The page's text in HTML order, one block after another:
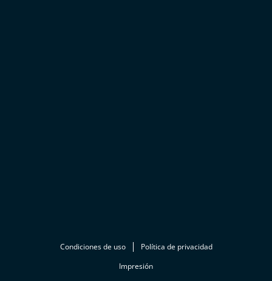
Condiciones de uso
Política de privacidad
Impresión